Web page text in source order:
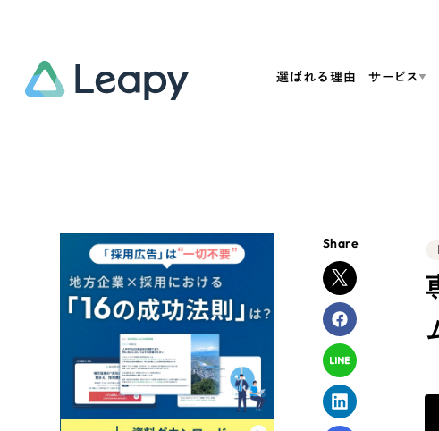
選ばれる理由 サービス
一過性の広告に頼らず、
「仕組み」と「ノウハウ」を残す資産型DX
支援をご提供します
リープ・プ
全国1,400社以上の支援実績の中か
実績の一部をご紹介します
ブックマークしたサイト
可能性をひらくデザインで
しあわせな毎日をつくる
リーピーによるお役立ち情報をご紹介し
Share